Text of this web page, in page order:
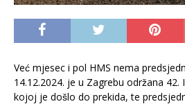
Već mjesec i pol HMS nema
14.12.2024. je u Zagrebu održana 42.
kojoj je došlo do prekida, te